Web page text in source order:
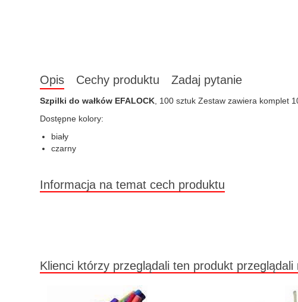
Opis Cechy produktu Zadaj pytanie
Szpilki do wałków EFALOCK , 100 sztuk Zestaw zawiera komplet
Dostępne kolory:
biały
czarny
Informacja na temat cech produktu
Klienci którzy przeglądali ten produkt przeglądali